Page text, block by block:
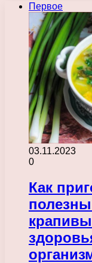
Первое
03.11.2023
0
Как